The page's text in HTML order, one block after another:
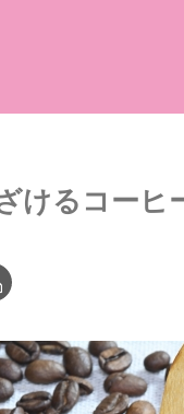
けるコーヒ